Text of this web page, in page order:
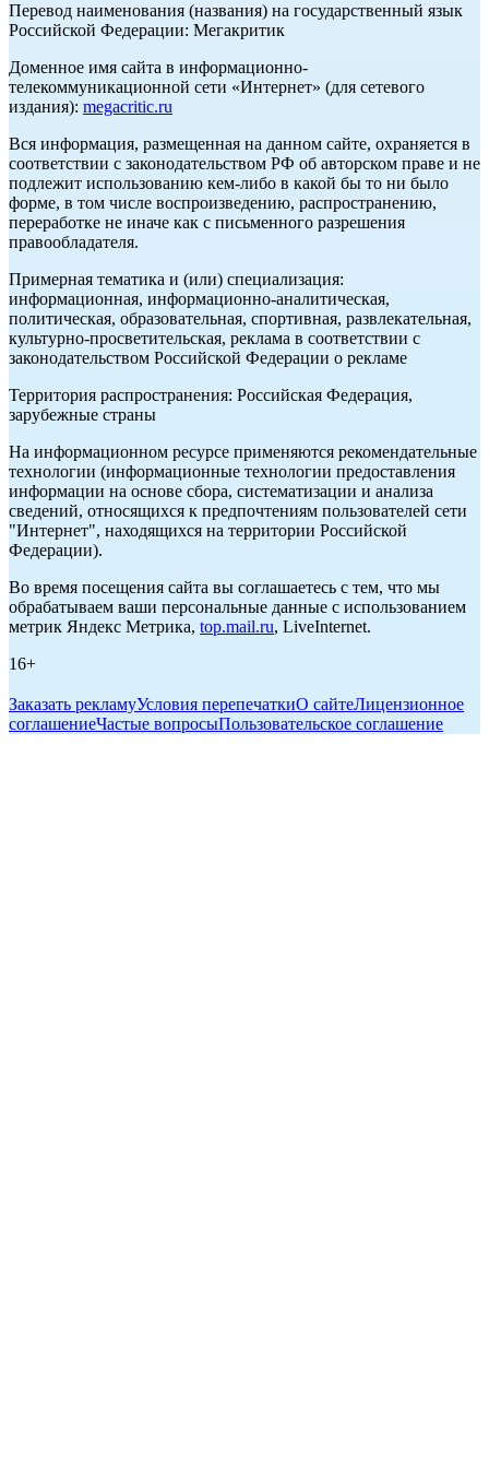
Перевод наименования (названия) на государственный язык
Российской Федерации: Мегакритик
Доменное имя сайта в информационно-
телекоммуникационной сети «Интернет» (для сетевого
издания): megacritic.ru
Вся информация, размещенная на данном сайте, охраняется в
соответствии с законодательством РФ об авторском праве и не
подлежит использованию кем-либо в какой бы то ни было
форме, в том числе воспроизведению, распространению,
переработке не иначе как с письменного разрешения
правообладателя.
Примерная тематика и (или) специализация:
информационная, информационно-аналитическая,
политическая, образовательная, спортивная, развлекательная,
культурно-просветительская, реклама в соответствии с
законодательством Российской Федерации о рекламе
Территория распространения: Российская Федерация,
зарубежные страны
На информационном ресурсе применяются рекомендательные
технологии (информационные технологии предоставления
информации на основе сбора, систематизации и анализа
сведений, относящихся к предпочтениям пользователей сети
"Интернет", находящихся на территории Российской
Федерации).
Во время посещения сайта вы соглашаетесь с тем, что мы
обрабатываем ваши персональные данные с использованием
метрик Яндекс Метрика, top.mail.ru, LiveInternet.
16+
Заказать рекламуУсловия перепечаткиО сайтеЛицензионное
соглашениеЧастые вопросыПользовательское соглашение